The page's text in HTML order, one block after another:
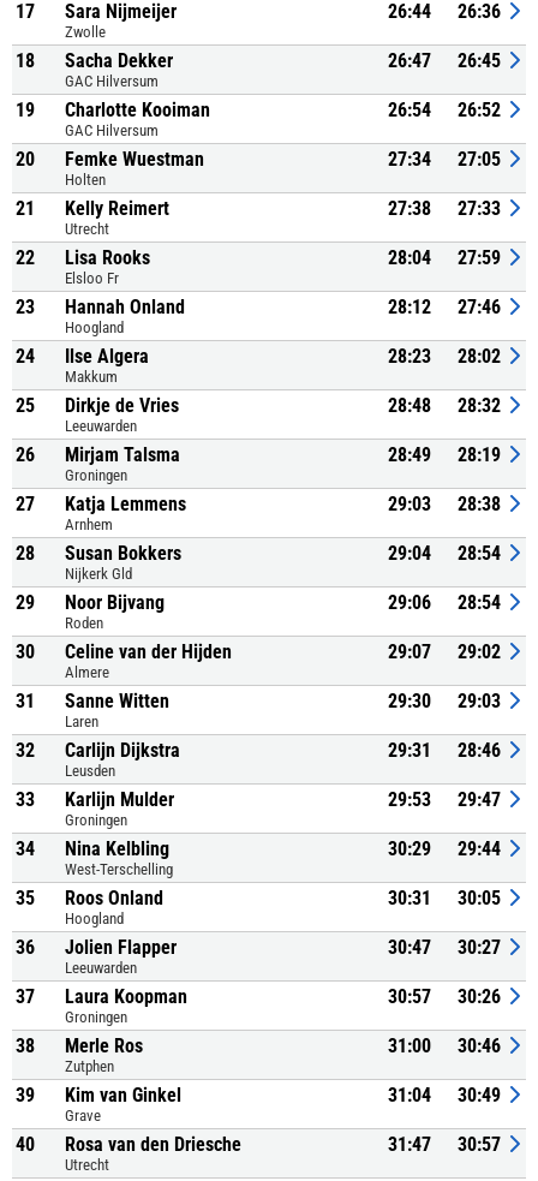
17 Sara Nijmeijer
Zwolle
26:44 26:36
18 Sacha Dekker
GAC Hilversum
26:47 26:45
19 Charlotte Kooiman
GAC Hilversum
26:54 26:52
20 Femke Wuestman
Holten
27:34 27:05
21 Kelly Reimert
Utrecht
27:38 27:33
22 Lisa Rooks
Elsloo Fr
28:04 27:59
23 Hannah Onland
Hoogland
28:12 27:46
24 Ilse Algera
Makkum
28:23 28:02
25 Dirkje de Vries
Leeuwarden
28:48 28:32
26 Mirjam Talsma
Groningen
28:49 28:19
27 Katja Lemmens
Arnhem
29:03 28:38
28 Susan Bokkers
Nijkerk Gld
29:04 28:54
29 Noor Bijvang
Roden
29:06 28:54
30 Celine van der Hijden
Almere
29:07 29:02
31 Sanne Witten
Laren
29:30 29:03
32 Carlijn Dijkstra
Leusden
29:31 28:46
33 Karlijn Mulder
Groningen
29:53 29:47
34 Nina Kelbling
West-Terschelling
30:29 29:44
35 Roos Onland
Hoogland
30:31 30:05
36 Jolien Flapper
Leeuwarden
30:47 30:27
37 Laura Koopman
Groningen
30:57 30:26
38 Merle Ros
Zutphen
31:00 30:46
39 Kim van Ginkel
Grave
31:04 30:49
40 Rosa van den Driesche
Utrecht
31:47 30:57